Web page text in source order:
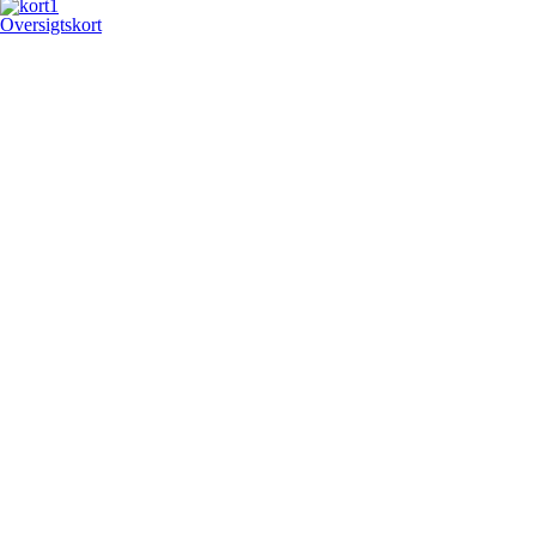
Oversigtskort